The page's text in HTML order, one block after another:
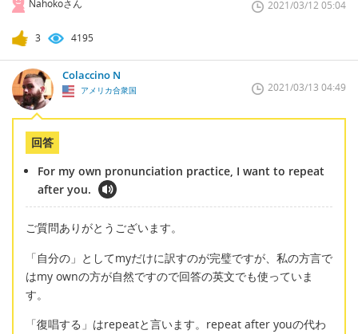
Nahokoさん 2021/03/12 05:04
3 4195
Colaccino N
アメリカ合衆国 2021/03/13 04:49
回答
For my own pronunciation practice, I want to repeat
after you.
ご質問ありがとうございます。
「自分の」としてmyだけに訳すのが完璧ですが、私の方言で
はmy ownの方が自然ですので回答の英文でも使っていま
す。
「復唱する」はrepeatと言います。repeat after youの代わ